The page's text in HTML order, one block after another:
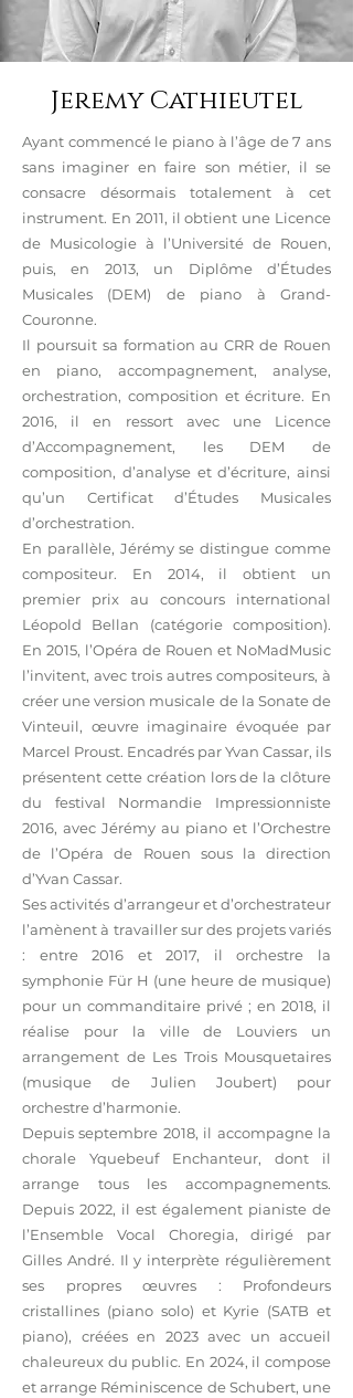
Jeremy Cathieutel
Ayant commencé le piano à l’âge de 7 ans
sans imaginer en faire son métier, il se
consacre désormais totalement à cet
instrument. En 2011, il obtient une Licence
de Musicologie à l’Université de Rouen,
puis, en 2013, un Diplôme d’Études
Musicales (DEM) de piano à Grand-
Couronne.
Il poursuit sa formation au CRR de Rouen
en piano, accompagnement, analyse,
orchestration, composition et écriture. En
2016, il en ressort avec une Licence
d’Accompagnement, les DEM de
composition, d’analyse et d’écriture, ainsi
qu’un Certificat d’Études Musicales
d’orchestration.
En parallèle, Jérémy se distingue comme
compositeur. En 2014, il obtient un
premier prix au concours international
Léopold Bellan (catégorie composition).
En 2015, l’Opéra de Rouen et NoMadMusic
l’invitent, avec trois autres compositeurs, à
créer une version musicale de la Sonate de
Vinteuil, œuvre imaginaire évoquée par
Marcel Proust. Encadrés par Yvan Cassar, ils
présentent cette création lors de la clôture
du festival Normandie Impressionniste
2016, avec Jérémy au piano et l’Orchestre
de l’Opéra de Rouen sous la direction
d’Yvan Cassar.
Ses activités d’arrangeur et d’orchestrateur
l’amènent à travailler sur des projets variés
: entre 2016 et 2017, il orchestre la
symphonie Für H (une heure de musique)
pour un commanditaire privé ; en 2018, il
réalise pour la ville de Louviers un
arrangement de Les Trois Mousquetaires
(musique de Julien Joubert) pour
orchestre d’harmonie.
Depuis septembre 2018, il accompagne la
chorale Yquebeuf Enchanteur, dont il
arrange tous les accompagnements.
Depuis 2022, il est également pianiste de
l’Ensemble Vocal Choregia, dirigé par
Gilles André. Il y interprète régulièrement
ses propres œuvres : Profondeurs
cristallines (piano solo) et Kyrie (SATB et
piano), créées en 2023 avec un accueil
chaleureux du public. En 2024, il compose
et arrange Réminiscence de Schubert, une